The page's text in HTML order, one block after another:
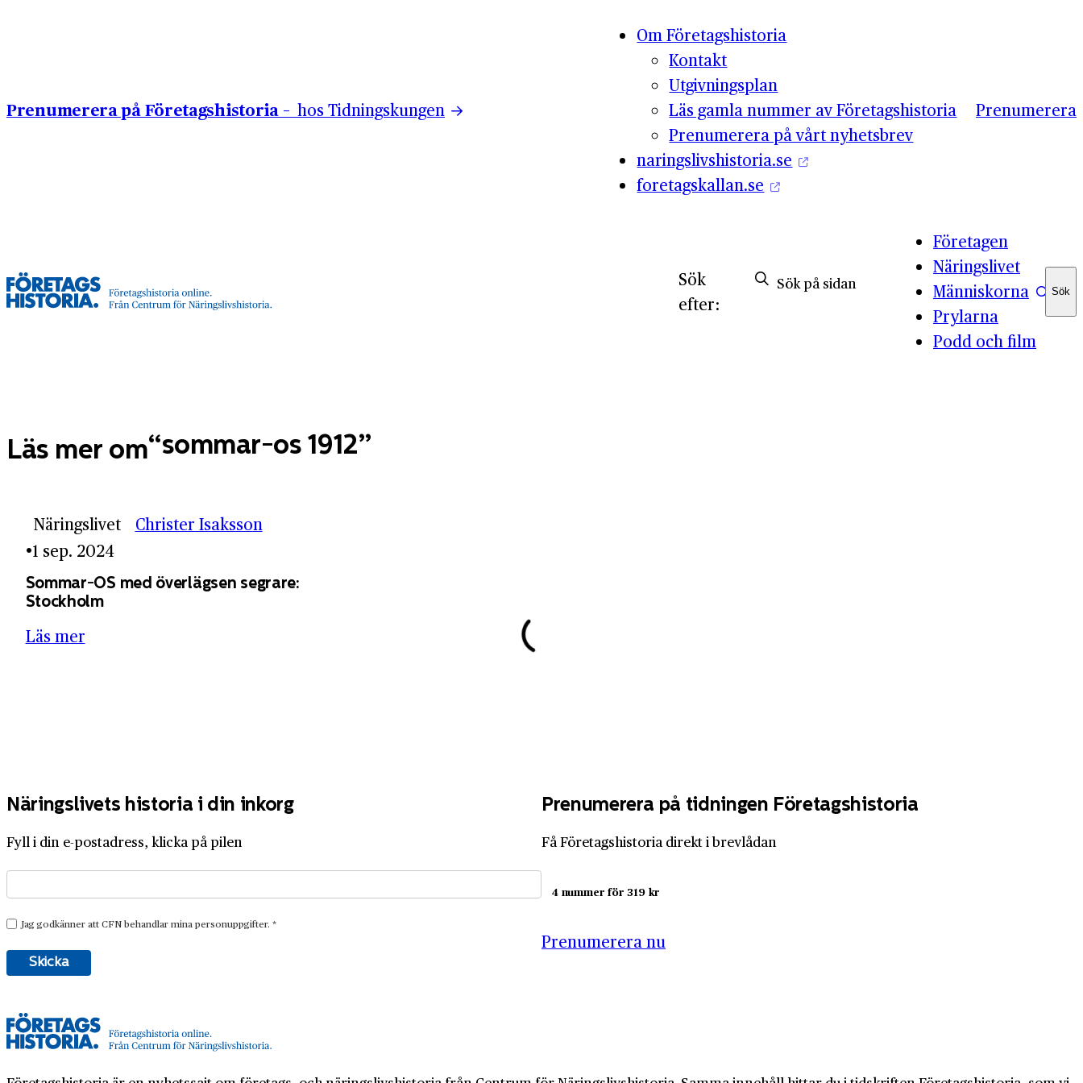
Prenumerera på Företagshistoria – hos Tidningskungen
Om Företagshistoria
Kontakt
Utgivningsplan
Läs gamla nummer av Företagshistoria
Prenumerera på vårt nyhetsbrev
naringslivshistoria.se
foretagskallan.se
Prenumerera
Företagen
Näringslivet
Människorna
Prylarna
Podd och film
Sök
efter:
Sök
Sök
Läs mer om sommar-os 1912
Näringslivet
Christer Isaksson
1 sep. 2024
Sommar-OS med överlägsen segrare:
Stockholm
Läs mer
Näringslivets historia i din inkorg
Fyll i din e-postadress, klicka på pilen
Prenumerera på tidningen Företagshistoria
Få Företagshistoria direkt i brevlådan
4 nummer för 319 kr
Prenumerera nu